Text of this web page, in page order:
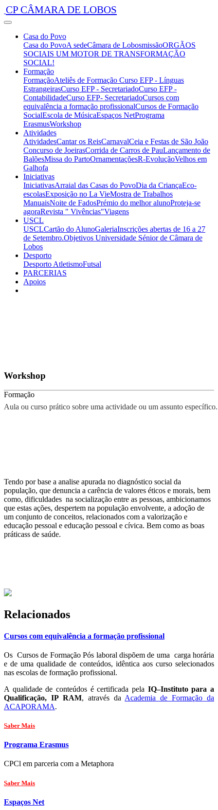
CP CÂMARA DE LOBOS
Casa do Povo
Casa do PovoA sedeCâmara de LobosmissãoORGÃOS
SOCIAIS UM MOTOR DE TRANSFORMAÇÃO
SOCIAL!
Formação
FormaçãoAteliês de Formação Curso EFP - Línguas
EstrangeirasCurso EFP - SecretariadoCurso EFP -
ContabilidadeCurso EFP- SecretariadoCursos com
equivalência a formação profissionalCursos de Formação
SocialEscola de MúsicaEspaços NetPrograma
ErasmusWorkshop
Atividades
AtividadesCantar os ReisCarnavalCeia e Festas de São João
Concurso de JoeirasCorrida de Carros de PauLançamento de
BalõesMissa do PartoOrnamentaçõesR-EvoluçãoVelhos em
Galhofa
Iniciativas
IniciativasArraial das Casas do PovoDia da CriançaEco-
escolasExposição no La VieMostra de Trabalhos
ManuaisNoite de FadosPrémio do melhor alunoProteja-se
agoraRevista " Vivências"Viagens
USCL
USCLCartão do AlunoGaleriaInscrições abertas de 16 a 27
de Setembro.Objetivos Universidade Sénior de Câmara de
Lobos
Desporto
Desporto AtletismoFutsal
PARCERIAS
Apoios
Workshop
Formação
Aula ou curso prático sobre uma actividade ou um assunto específico.
Tendo por base a analise apurada no diagnóstico social da
população, que denuncia a carência de valores éticos e morais, bem
como, dificuldades na socialização entre as pessoas, ambicionamos
que estas ações, despertem na população envolvente, a adoção de
um conjunto de conceitos, relacionados com a valorização e
educação pessoal e educação pessoal e cívica. Bem como as boas
práticass de saúde.
Relacionados
Cursos com equivalência a formação profissional
Os Cursos de Formação Pós laboral dispõem de uma carga horária
e de uma qualidade de conteúdos, idêntica aos curso selecionados
nas escolas de formação profissional.
A qualidade de conteúdos é certificada pela IQ–Instituto para a
Qualificação, IP RAM, através da Academia de Formação da
ACAPORAMA.
Saber Mais
Programa Erasmus
CPCl em parceria com a Metaphora
Saber Mais
Espaços Net